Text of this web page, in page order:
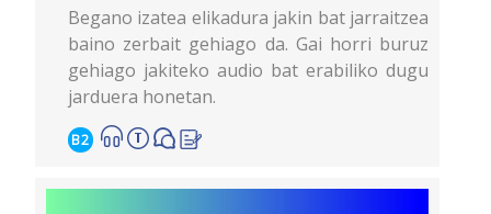
Begano izatea elikadura jakin bat jarraitzea
baino zerbait gehiago da. Gai horri buruz
gehiago jakiteko audio bat erabiliko dugu
jarduera honetan.
B2